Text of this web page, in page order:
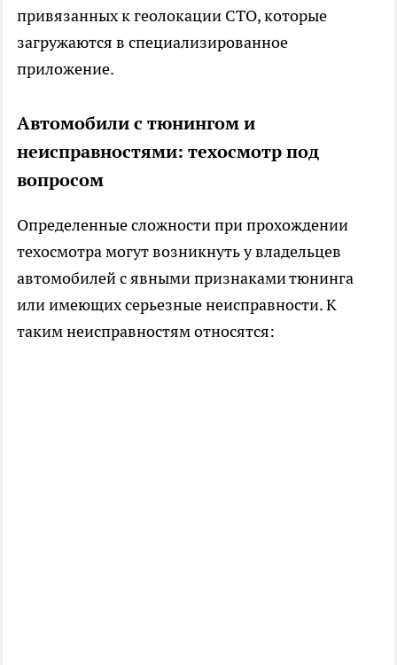
привязанных к геолокации СТО, которые
загружаются в специализированное
приложение.
Автомобили с тюнингом и
неисправностями: техосмотр под
вопросом
Определенные сложности при прохождении
техосмотра могут возникнуть у владельцев
автомобилей с явными признаками тюнинга
или имеющих серьезные неисправности. К
таким неисправностям относятся: